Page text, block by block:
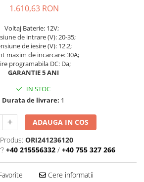
1.610,63 RON
Voltaj Baterie: 12V;
de intrare (V): 20-35;
de iesire (V): 12.2;
maxim de incarcare: 30A;
programabila DC: Da;
GARANTIE 5 ANI
IN STOC
Durata de livrare: 1
ADAUGA IN COS
ORI241236120
+40 215556332 / +40 755 327 266
Cere informatii